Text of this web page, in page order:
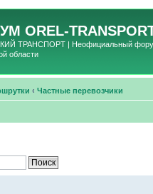
OREL-
ТРАНСПОРТ | Неофициальный форум
области
‹ Частные перевозчики